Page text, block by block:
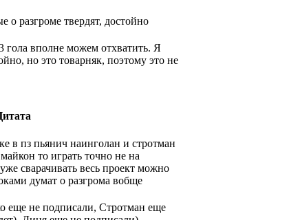
о разгроме твердят, достойно
гола вполне можем отхватить. Я
но это товарняк, поэтому это не
в пз пьянич наинголан и стротман
то играть точно не на
сварачивать весь проект можно
думат о разгрома вобще
еще не подписали, Стротман еще